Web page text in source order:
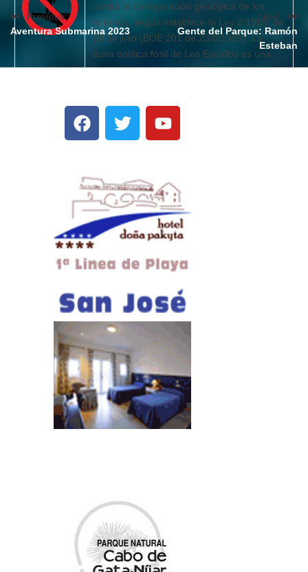
contra la configuración geológica de los
terrenos, según establece la Ley 2/1989, de
18 de julio (BOE 201 de 23/8/1989). La
duna oolítica fósil de Los Escullos es una
formación geológica frágil con riesgo de
PROHIBIDO SUBIR O TRANSITAR POR LA
Está prohibido realizar acciones que atenten
contra la configuración geológica de los
terrenos, según establece la Ley 2/1989, de
18 de julio (BOE 201 de 23/8/1989). El
sistema dunar de Mónsul es una formación
geológica frágil.
PROHIBIDO CIRCULAR A MÁS DE 40
km/h POR CAMINOS Y PISTAS
FORESTALES
El PORN del Parque Natural prohíbe para
las actividades de uso público, la circulación
de vehículos por caminos y pistas forestales
a velocidades superiores a 40 km/h, salvo
indicación expresa que establezca un límite
Previous:
Aventura Submarina 2023
Next:
Gente del Parque: Ramón
Esteban